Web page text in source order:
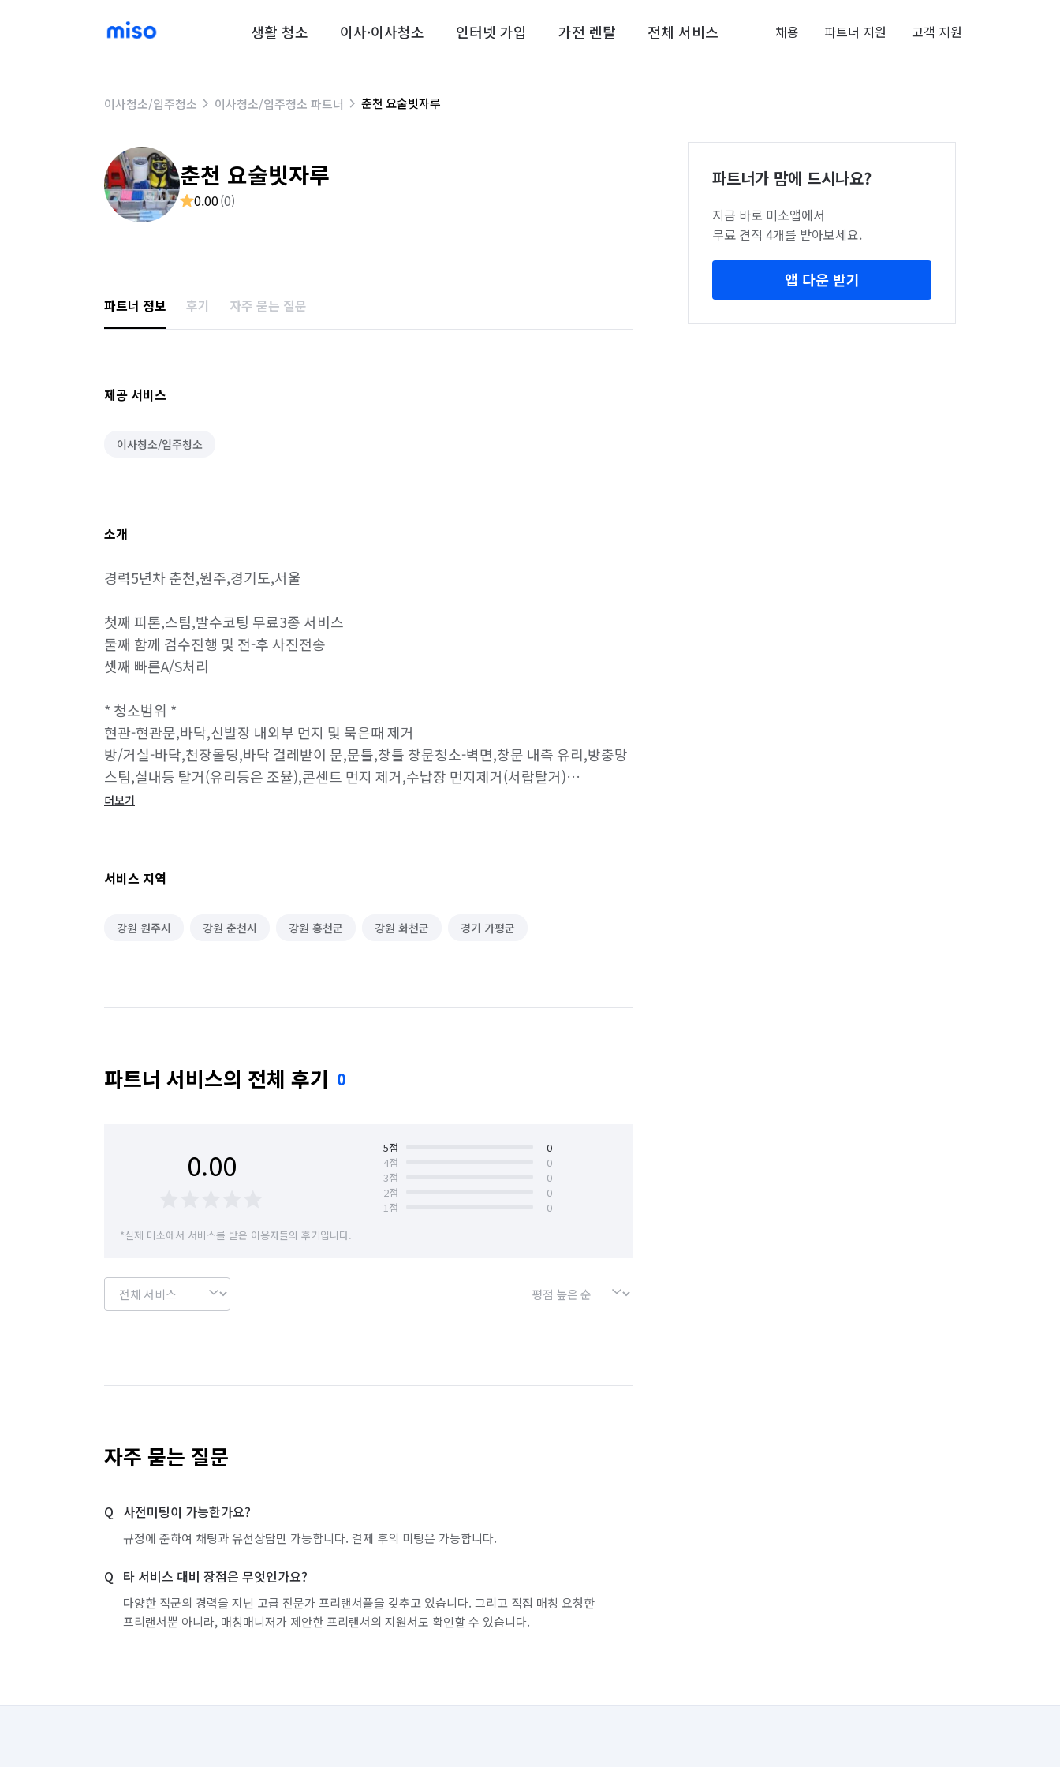
생활 청소 이사·이사청소 인터넷 가입 가전 렌탈 전체 서비스 채용 파트너 지원 고객 지원
이사청소/입주청소 이사청소/입주청소 파트너 춘천 요술빗자루
춘천 요술빗자루
0.00(0)
파트너 정보 후기 자주 묻는 질문
제공 서비스
이사청소/입주청소
소개
경력5년차 춘천,원주,경기도,서울
첫째 피톤,스팀,발수코팅 무료3종 서비스
둘째 함께 검수진행 및 전-후 사진전송
셋째 빠른A/S처리
* 청소범위 *
현관-현관문,바닥,신발장 내외부 먼지 및 묵은때 제거
방/거실-바닥,천장몰딩,바닥 걸레받이 문,문틀,창틀 창문청소-벽면,창문 내측 유리,방충망
스팀,실내등 탈거(유리등은 조율),콘센트 먼지 제거,수납장 먼지제거(서랍탈거)
화장실-욕실 벽면,천장,바닥 타일 때 제거,욕조 물때 제거,환풍기 탈거 청소,배수구 탈거,
주방-싱크대 내외부 청소 서랍,걸레받이 탈거
포함입니다)
3.스티커제거,뽁뽁이제거
더보기
서비스 지역
강원 원주시 강원 춘천시 강원 홍천군 강원 화천군 경기 가평군
파트너 서비스의 전체 후기 0
0.00 5점
0
4점
0
3점
0
2점
0
1점
0
*실제 미소에서 서비스를 받은 이용자들의 후기입니다.
자주 묻는 질문
사전미팅이 가능한가요?
규정에 준하여 채팅과 유선상담만 가능합니다. 결제 후의 미팅은 가능합니다.
타 서비스 대비 장점은 무엇인가요?
다양한 직군의 경력을 지닌 고급 전문가 프리랜서풀을 갖추고 있습니다. 그리고 직접 매칭 요청한
프리랜서뿐 아니라, 매칭매니저가 제안한 프리랜서의 지원서도 확인할 수 있습니다.
파트너가 맘에 드시나요?
지금 바로 미소앱에서
무료 견적 4개를 받아보세요.
앱 다운 받기